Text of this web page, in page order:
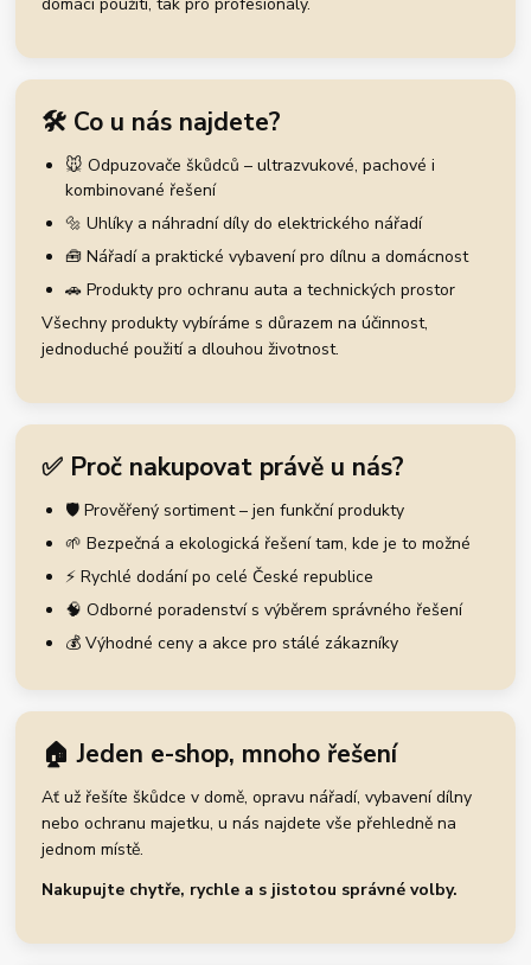
domácí použití, tak pro profesionály.
🛠️ Co u nás najdete?
🐭 Odpuzovače škůdců – ultrazvukové, pachové i
kombinované řešení
🔩 Uhlíky a náhradní díly do elektrického nářadí
🧰 Nářadí a praktické vybavení pro dílnu a domácnost
🚗 Produkty pro ochranu auta a technických prostor
Všechny produkty vybíráme s důrazem na účinnost,
jednoduché použití a dlouhou životnost.
✅ Proč nakupovat právě u nás?
🛡️ Prověřený sortiment – jen funkční produkty
🌱 Bezpečná a ekologická řešení tam, kde je to možné
⚡ Rychlé dodání po celé České republice
🧠 Odborné poradenství s výběrem správného řešení
💰 Výhodné ceny a akce pro stálé zákazníky
🏠 Jeden e-shop, mnoho řešení
Ať už řešíte škůdce v domě, opravu nářadí, vybavení dílny
nebo ochranu majetku, u nás najdete vše přehledně na
jednom místě.
Nakupujte chytře, rychle a s jistotou správné volby.